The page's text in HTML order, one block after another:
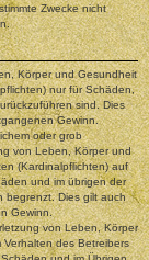
Zwecke nicht
Körper und Gesundheit
nur für Schäden,
sind. Dies
Gewinn.
oder grob
von Leben, Körper und
(Kardinalpflichten) auf
und im übrigen der
begrenzt. Dies gilt auch
Gewinn.
von Leben, Körper
des Betreibers